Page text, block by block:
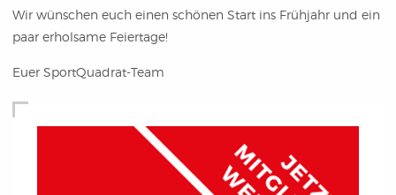
Wir wünschen euch einen schönen Start ins Frühjahr und ein
paar erholsame Feiertage!
Euer SportQuadrat-Team